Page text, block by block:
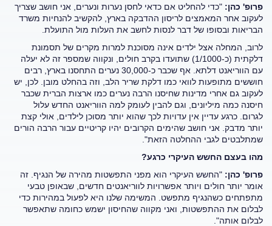
פרופ' כהן: "כדי להחליט אם כדאי לחסן נערות ונערים, אני חושב שצריך
לעקוב אחר המאמצים לריסון ההדבקה בארץ, להקשיב להנחיות משרד
הבריאות ובסופו של דבר לנסות לחשב את העלות מול התועלת.
לרוב, המחלה אצל ילדים אינה מסוכנת למרות מקרים של תסמונת
דלקתית (כ-1/1000) שתועדו בקרב חולים, ונקווה שמספר זה לא יעלה
עם הווריאנט דלתא. אף שכבר כ-30,000 נערים התחסנו בארץ, רבים
חוששים מתופעות לוואי כמו דלקת שריר הלב, וזה בהחלט מובן. לכן, יש
לעקוב גם אחרי מדינות שחיסנו הרבה נערים כמו ארצות הברית שכבר
חיסנה כמה מיליונים, וגם להבין לעומק למה הווריאנט החדש עלול
לגרום. כרגע עדיין אין עדויות לכך שהוא יותר מסוכן לילדים, אולי קצת
יותר מדבק. אני חושב שהימים הקרובים יהיו קריטיים עבור הרבה הורים
שמתלבטים לגבי ההחלטה הזאת".
מהו בעצם החשש העיקרי כרגע?
פרופ' כהן: "החשש העיקרי הוא מפני התפשטות מהירה של הנגיף. זה
אומר יותר חולים ויותר אפשרויות לווריאנטים חדשים, שבאופן טבעי
מתפתחים כשהנגיף מתפשט. המשימה שלנו היא לפעול במהירות כדי
לבלום את ההתפשטות, ואני מקווה שהחיסון ישמש כחומה שתאפשר
לבלום אותה".